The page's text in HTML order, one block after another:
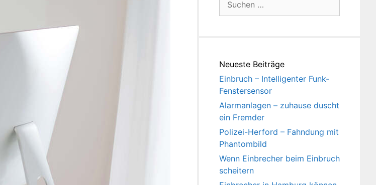
nach:
Neueste Beiträge
Einbruch – Intelligenter Funk-
Fenstersensor
Alarmanlagen – zuhause duscht
ein Fremder
Polizei-Herford – Fahndung mit
Phantombild
Wenn Einbrecher beim Einbruch
scheitern